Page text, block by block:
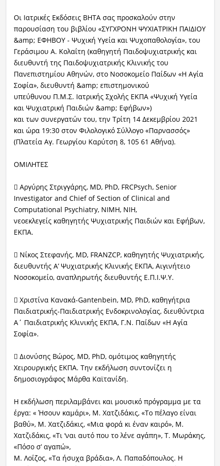
Οι Ιατρικές Εκδόσεις ΒΗΤΑ σας προσκαλούν στην
παρουσίαση του βιβλίου «ΣΥΓΧΡΟΝΗ ΨΥΧΙΑΤΡΙΚΗ ΠΑΙΔΙΟΥ
&amp; ΕΦΗΒΟΥ - Ψυχική Υγεία και Ψυχοπαθολογία», του
Γεράσιμου Α. Κολαΐτη (καθηγητή Παιδοψυχιατρικής και
διευθυντή της Παιδοψυχιατρικής Κλινικής του
Πανεπιστημίου Αθηνών, στο Νοσοκομείο Παίδων «Η Αγία
Σοφία», διευθυντή &amp; επιστημονικού
υπεύθυνου Π.Μ.Σ. Ιατρικής Σχολής ΕΚΠΑ «Ψυχική Υγεία
και Ψυχιατρική Παιδιών &amp; Εφήβων»)
και των συνεργατών του, την Τρίτη 14 Δεκεμβρίου 2021
και ώρα 19:30 στον Φιλολογικό Σύλλογο «Παρνασσός»
(Πλατεία Αγ. Γεωργίου Καρύτση 8, 105 61 Αθήνα).
ΟΜΙΛΗΤΕΣ
 Αργύρης Στριγγάρης, MD, PhD, FRCPsych, Senior
Investigator and Chief of Section of Clinical and
Computational Psychiatry, NIMH, NIH,
νεοεκλεγείς καθηγητής Ψυχιατρικής Παιδιών και Εφήβων,
ΕΚΠΑ.
 Νίκος Στεφανής, MD, FRANZCP, καθηγητής Ψυχιατρικής,
διευθυντής Α’ Ψυχιατρικής Κλινικής ΕΚΠΑ, Αιγινήτειο
Νοσοκομείο, αναπληρωτής διευθυντής Ε.Π.Ι.Ψ.Υ.
 Χριστίνα Κανακά-Gantenbein, MD, PhD, καθηγήτρια
Παιδιατρικής-Παιδιατρικής Ενδοκρινολογίας, διευθύντρια
Α΄ Παιδιατρικής Κλινικής ΕΚΠΑ, Γ.Ν. Παίδων «Η Αγία
Σοφία».
 Διονύσης Βώρος, MD, PhD, ομότιμος καθηγητής
Χειρουργικής ΕΚΠΑ. Την εκδήλωση συντονίζει η
δημοσιογράφος Μάρθα Καϊτανίδη.
Η εκδήλωση περιλαμβάνει και μουσικό πρόγραμμα με τα
έργα: « Ήσουν καμάρι», Μ. Χατζιδάκις, «Το πέλαγο είναι
βαθύ», Μ. Χατζιδάκις, «Μια φορά κι έναν καιρό», Μ.
Χατζιδάκις, «Τι ‘ναι αυτό που το λένε αγάπη», Τ. Μωράκης,
«Πόσο σ’ αγαπώ»,
Μ. Λοΐζος, «Τα ήσυχα βράδια», Λ. Παπαδόπουλος. Η